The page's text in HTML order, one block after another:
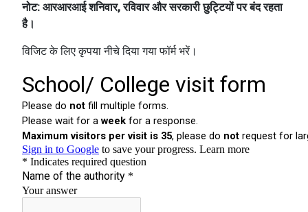
नोट: आरआरआई शनिवार, रविवार और सरकारी छुट्टियों पर बंद रहता
है।
विजिट के लिए कृपया नीचे दिया गया फॉर्म भरें।